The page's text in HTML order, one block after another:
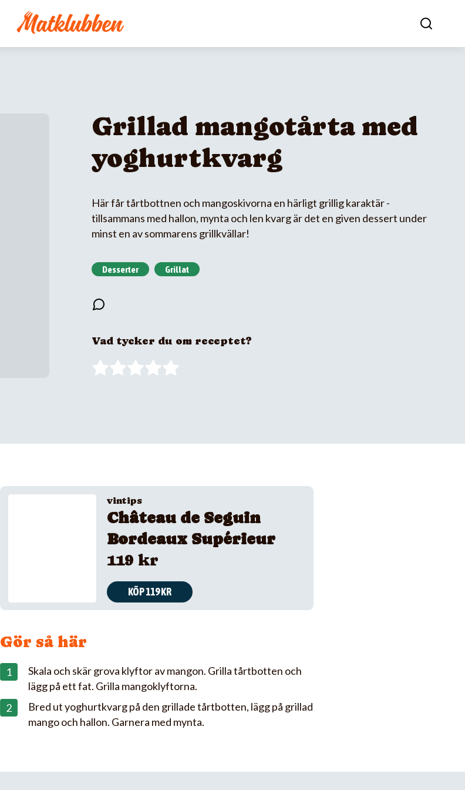
Grillad mangotårta med
yoghurtkvarg
Här får tårtbottnen och mangoskivorna en härligt grillig karaktär -
tillsammans med hallon, mynta och len kvarg är det en given dessert under
minst en av sommarens grillkvällar!
Desserter Grillat
Vad tycker du om receptet?
vintips
Château de Seguin
Bordeaux Supérieur
119 kr
KÖP 119 KR
Gör så här
Skala och skär grova klyftor av mangon. Grilla tårtbotten och
lägg på ett fat. Grilla mangoklyftorna.
Bred ut yoghurtkvarg på den grillade tårtbotten, lägg på grillad
mango och hallon. Garnera med mynta.